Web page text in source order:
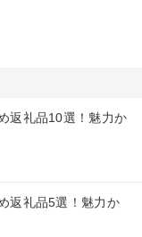
返礼品10選！魅力か
返礼品5選！魅力か